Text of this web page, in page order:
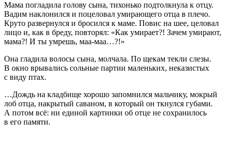
Мама погладила голову сына, тихонько подтолкнула к отцу.
Вадим наклонился и поцеловал умирающего отца в плечо.
Круто развернулся и бросился к маме. Повис на шее, целовал
лицо и, как в бреду, повторял: «Как умирает?! Зачем умирают,
мама?! И ты умрешь, маа-маа…?!»
Она гладила волосы сына, молчала. По щекам текли слезы.
В окно врывались сольные партии маленьких, неказистых
с виду птах.
…Дождь на кладбище хорошо запомнился мальчику, мокрый
лоб отца, накрытый саваном, в который он ткнулся губами.
А потом всё: ни единой картинки об отце не сохранилось
в его памяти.